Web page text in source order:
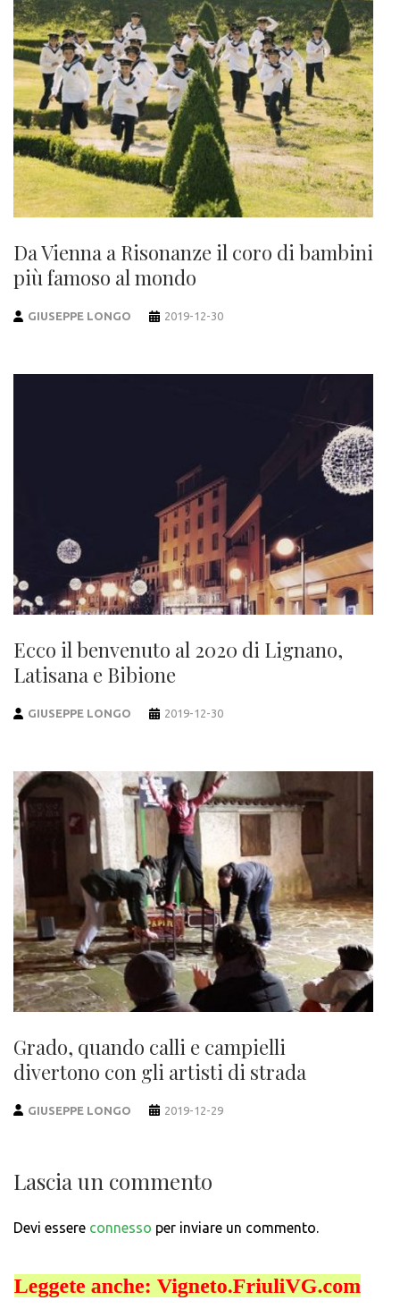
Da Vienna a Risonanze il coro di bambini
più famoso al mondo
GIUSEPPE LONGO 2019-12-30
Ecco il benvenuto al 2020 di Lignano,
Latisana e Bibione
GIUSEPPE LONGO 2019-12-30
Grado, quando calli e campielli
divertono con gli artisti di strada
GIUSEPPE LONGO 2019-12-29
Lascia un commento
Devi essere connesso per inviare un commento.